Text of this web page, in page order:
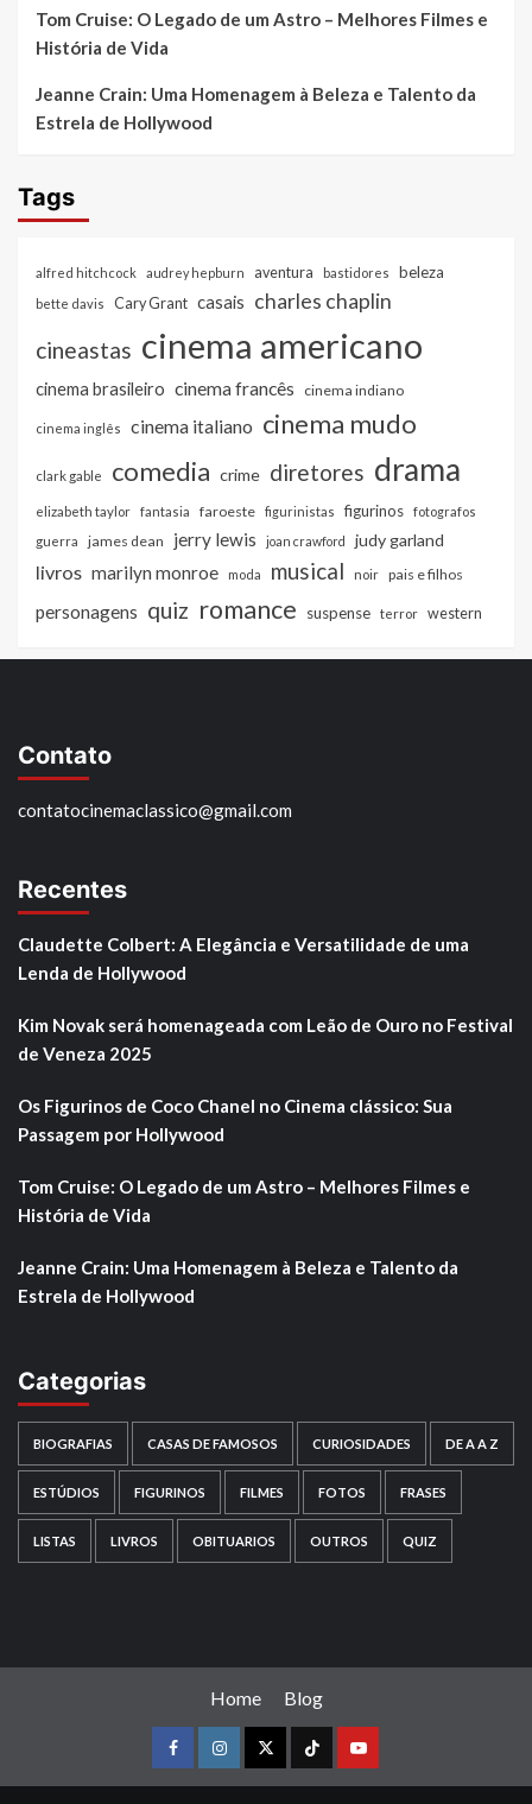
Tom Cruise: O Legado de um Astro – Melhores Filmes e
História de Vida
Jeanne Crain: Uma Homenagem à Beleza e Talento da
Estrela de Hollywood
Tags
alfred hitchcock audrey hepburn aventura bastidores beleza
bette davis Cary Grant casais charles chaplin
cineastas cinema americano
cinema brasileiro cinema francês cinema indiano
cinema inglês cinema italiano cinema mudo
clark gable comedia crime diretores drama
elizabeth taylor fantasia faroeste figurinistas figurinos
fotografos
guerra
james dean jerry lewis joan crawford judy garland
livros marilyn monroe moda musical noir pais e filhos
personagens quiz romance suspense terror western
Contato
contatocinemaclassico@gmail.com
Recentes
Claudette Colbert: A Elegância e Versatilidade de uma
Lenda de Hollywood
Kim Novak será homenageada com Leão de Ouro no Festival
de Veneza 2025
Os Figurinos de Coco Chanel no Cinema clássico: Sua
Passagem por Hollywood
Tom Cruise: O Legado de um Astro – Melhores Filmes e
História de Vida
Jeanne Crain: Uma Homenagem à Beleza e Talento da
Estrela de Hollywood
Categorias
BIOGRAFIAS CASAS DE FAMOSOS CURIOSIDADES DE A A Z
ESTÚDIOS FIGURINOS FILMES FOTOS FRASES
LISTAS LIVROS OBITUARIOS OUTROS QUIZ
Home Blog
FacebookinstagramtwitterTiktokyoutube